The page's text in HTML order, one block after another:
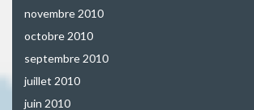
novembre 2010
octobre 2010
septembre 2010
juillet 2010
juin 2010